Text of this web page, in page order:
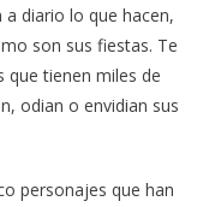
diario lo que hacen,
son sus fiestas. Te
que tienen miles de
odian o envidian sus
personajes que han